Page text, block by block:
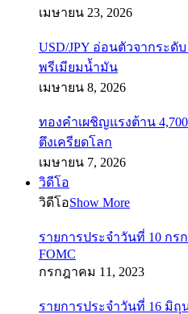
เมษายน 23, 2026
USD/JPY อ่อนตัวจากระดั
พรีเมียมน้ำมัน
เมษายน 8, 2026
ทองคำเผชิญแรงต้าน
ตึงเครียดโลก
เมษายน 7, 2026
วิดีโอ
วิดีโอShow More
รายการประจำวันที่ 10 ก
FOMC
กรกฎาคม 11, 2023
รายการประจำวันที่ 16 มิถุ